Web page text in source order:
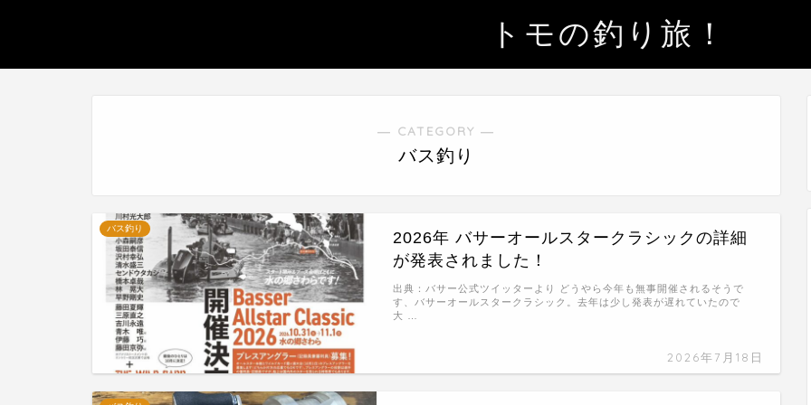
トモの釣り旅！
― CATEGORY ―
バス釣り
バス釣り
2026年 バサーオールスタークラシックの詳細
が発表されました！
2026年7月18日
出典：バサー公式ツイッターより どうやら今年も無事開催されるそうで
す、バサーオールスタークラシック。去年は少し発表が遅れていたので
大 …